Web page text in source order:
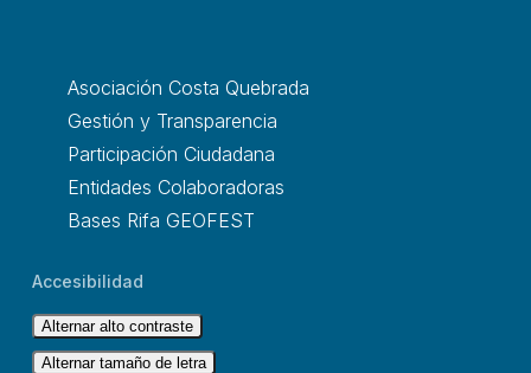
Asociación Costa Quebrada
Gestión y Transparencia
Participación Ciudadana
Entidades Colaboradoras
Bases Rifa GEOFEST
Accesibilidad
Alternar alto contraste
Alternar tamaño de letra